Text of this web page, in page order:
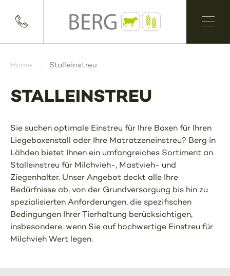
Home Stalleinstreu
STALLEINSTREU
Sie suchen optimale Einstreu für Ihre Boxen für Ihren
Liegeboxenstall oder Ihre Matratzeneinstreu? Berg in
Lähden bietet Ihnen ein umfangreiches Sortiment an
Stalleinstreu für Milchvieh-, Mastvieh- und
Ziegenhalter. Unser Angebot deckt alle Ihre
Bedürfnisse ab, von der Grundversorgung bis hin zu
spezialisierten Anforderungen, die spezifischen
Bedingungen Ihrer Tierhaltung berücksichtigen,
insbesondere, wenn Sie auf hochwertige Einstreu für
Milchvieh Wert legen.